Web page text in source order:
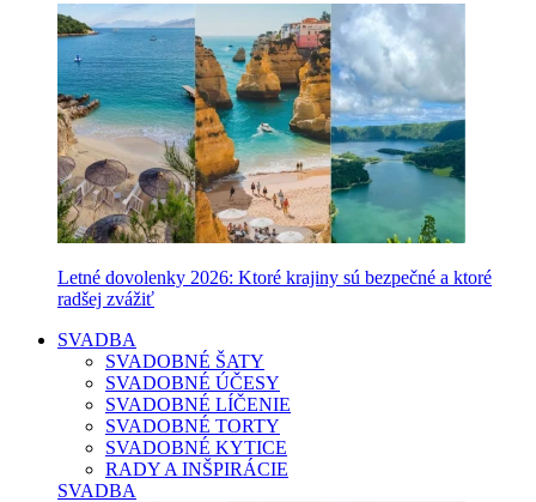
Letné dovolenky 2026: Ktoré krajiny sú bezpečné a ktoré
radšej zvážiť
SVADBA
SVADOBNÉ ŠATY
SVADOBNÉ ÚČESY
SVADOBNÉ LÍČENIE
SVADOBNÉ TORTY
SVADOBNÉ KYTICE
RADY A INŠPIRÁCIE
SVADBA